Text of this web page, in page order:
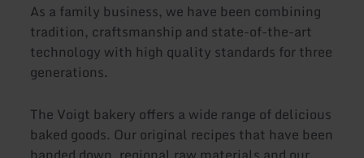
As a family business, we have been combining
tradition, craftsmanship and state-of-the-art
technology with high quality standards for three
generations.
The Voigt bakery offers a wide range of delicious
baked goods. Our original recipes that have been